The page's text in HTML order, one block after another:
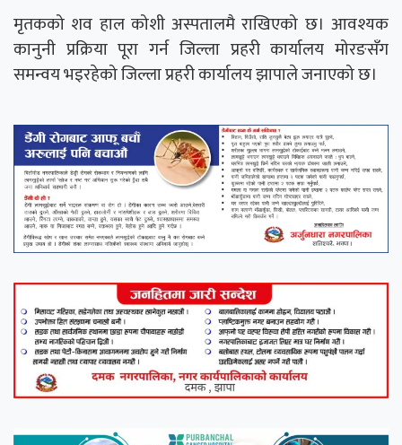
मृतकको शव हाल कोशी अस्पतालमै राखिएको छ। आवश्यक
कानुनी प्रक्रिया पूरा गर्न जिल्ला प्रहरी कार्यालय मोरङसँग
समन्वय भइरहेको जिल्ला प्रहरी कार्यालय झापाले जनाएको छ।